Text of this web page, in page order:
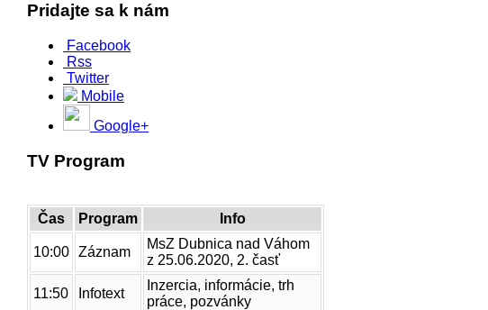
Pridajte sa k nám
Facebook
Rss
Twitter
Mobile
Google+
TV Program
Čas Program Info
10:00 Záznam
MsZ Dubnica nad Váhom
z 25.06.2020, 2. časť
11:50 Infotext
Inzercia, informácie, trh
práce, pozvánky